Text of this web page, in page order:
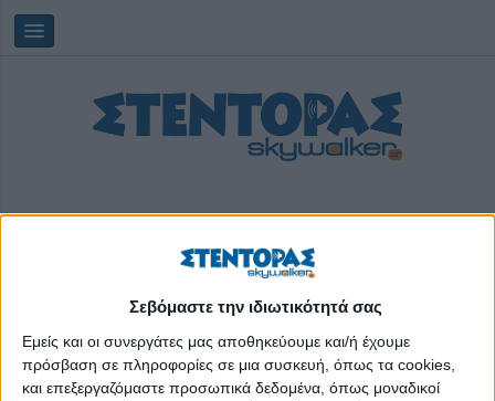
Σεβόμαστε την ιδιωτικότητά σας
Εμείς και οι συνεργάτες μας αποθηκεύουμε και/ή έχουμε
πρόσβαση σε πληροφορίες σε μια συσκευή, όπως τα cookies,
και επεξεργαζόμαστε προσωπικά δεδομένα, όπως μοναδικοί
Παρασκευή, 07/08/2026 23:43:07
Μαρία Γιαννέτου